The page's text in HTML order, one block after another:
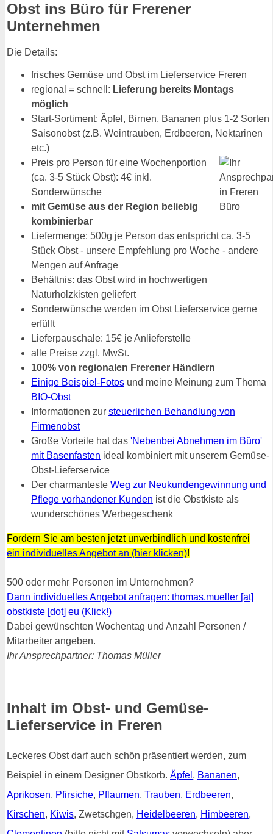
Obst ins Büro für Frerener
Unternehmen
Die Details:
frisches Gemüse und Obst im Lieferservice Freren
regional = schnell: Lieferung bereits Montags
möglich
Start-Sortiment: Äpfel, Birnen, Bananen plus 1-2 Sorten
Saisonobst (z.B. Weintrauben, Erdbeeren, Nektarinen
etc.)
Preis pro Person für eine Wochenportion
(ca. 3-5 Stück Obst): 4€ inkl.
Sonderwünsche
mit Gemüse aus der Region beliebig
kombinierbar
Liefermenge: 500g je Person das entspricht ca. 3-5
Stück Obst - unsere Empfehlung pro Woche - andere
Mengen auf Anfrage
Behältnis: das Obst wird in hochwertigen
Naturholzkisten geliefert
Sonderwünsche werden im Obst Lieferservice gerne
erfüllt
Lieferpauschale: 15€ je Anlieferstelle
alle Preise zzgl. MwSt.
100% von regionalen Frerener Händlern
Einige Beispiel-Fotos und meine Meinung zum Thema
BIO-Obst
Informationen zur steuerlichen Behandlung von
Firmenobst
Große Vorteile hat das 'Nebenbei Abnehmen im Büro'
mit Basenfasten ideal kombiniert mit unserem Gemüse-
Obst-Lieferservice
Der charmanteste Weg zur Neukundengewinnung und
Pflege vorhandener Kunden ist die Obstkiste als
wunderschönes Werbegeschenk
Fordern Sie am besten jetzt unverbindlich und kostenfrei
ein individuelles Angebot an (hier klicken)!
500 oder mehr Personen im Unternehmen?
Dann individuelles Angebot anfragen: thomas.mueller [at]
obstkiste [dot] eu (Klick!)
Dabei gewünschten Wochentag und Anzahl Personen /
Mitarbeiter angeben.
Ihr Ansprechpartner: Thomas Müller
Inhalt im Obst- und Gemüse-
Lieferservice in Freren
Leckeres Obst darf auch schön präsentiert werden, zum
Beispiel in einem Designer Obstkorb. Äpfel , Bananen,
Aprikosen, Pfirsiche, Pflaumen, Trauben, Erdbeeren,
Kirschen, Kiwis, Zwetschgen, Heidelbeeren, Himbeeren,